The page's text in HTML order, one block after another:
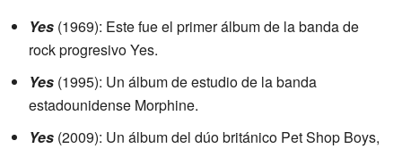
Yes (1969): Este fue el primer álbum de la banda de
rock progresivo Yes.
Yes (1995): Un álbum de estudio de la banda
estadounidense Morphine.
Yes (2009): Un álbum del dúo británico Pet Shop Boys,